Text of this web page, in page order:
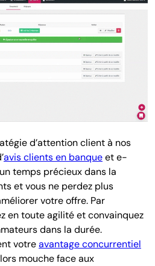
d’attention client à nos
avis clients en banqueet e-
temps précieux dans la
et vous ne perdez plus
votre offre. Par
en toute agilité et convainquez
dans la durée.
votreavantage concurrentiel
mouche face aux